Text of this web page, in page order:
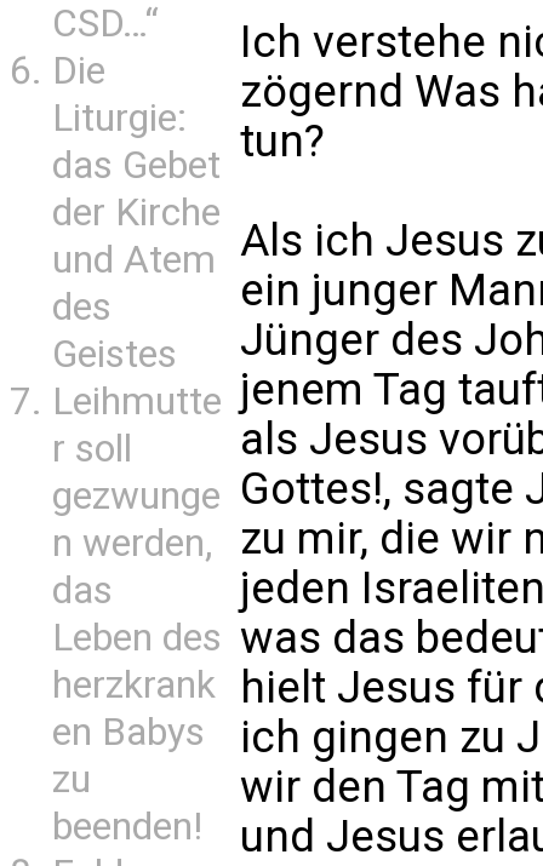
CSD…“
Die
Liturgie:
das Gebet
der Kirche
und Atem
des
Geistes
Leihmutte
r soll
gezwunge
n werden,
das
Leben des
herzkrank
en Babys
zu
beenden!
Ich verstehe
zögernd Was
tun?
Als ich Jesus
ein junger
Jünger des
jenem Tag
als Jesus
Gottes!,
zu mir, die wir
jeden
was das
hielt Jesus für
ich gingen zu
wir den Tag
und Jesus